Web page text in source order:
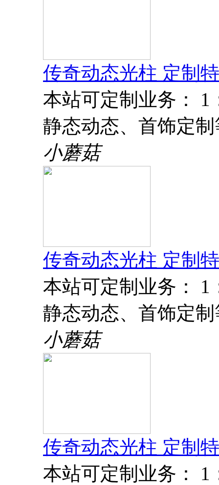
传奇动态光柱 定制
本站可定制业务： 1
静态动态、首饰定
小蘑菇
传奇动态光柱 定制
本站可定制业务： 1
静态动态、首饰定
小蘑菇
传奇动态光柱 定制
本站可定制业务： 1